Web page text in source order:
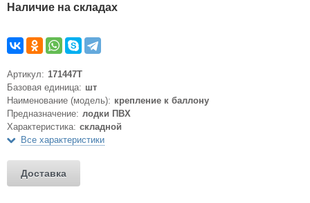
Наличие на складах
Артикул: 171447T
Базовая единица: шт
Наименование (модель): крепление к баллону
Предназначение: лодки ПВХ
Характеристика: складной
Все характеристики
Доставка